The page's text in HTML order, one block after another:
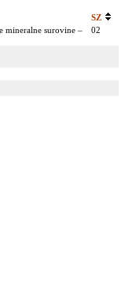
SZ
mineralne surovine –
02